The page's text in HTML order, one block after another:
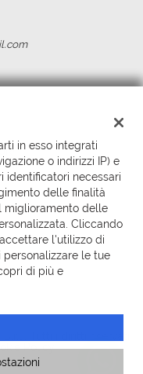
Policy
in esso integrati
o indirizzi IP) e
identificatori necessari
delle finalità
miglioramento delle
Cliccando
l'utilizzo di
le tue
di più e